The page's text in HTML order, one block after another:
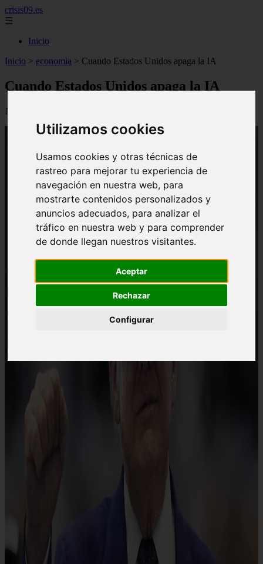
Utilizamos cookies
Usamos cookies y otras técnicas de
rastreo para mejorar tu experiencia de
navegación en nuestra web, para
mostrarte contenidos personalizados y
anuncios adecuados, para analizar el
tráfico en nuestra web y para comprender
de donde llegan nuestros visitantes.
Aceptar
Rechazar
Configurar
crisis09.es
☰
Inicio
Inicio > economia > Cuando Estados Unidos apaga la IA
Cuando Estados Unidos apaga la IA
📅 16/06/2026